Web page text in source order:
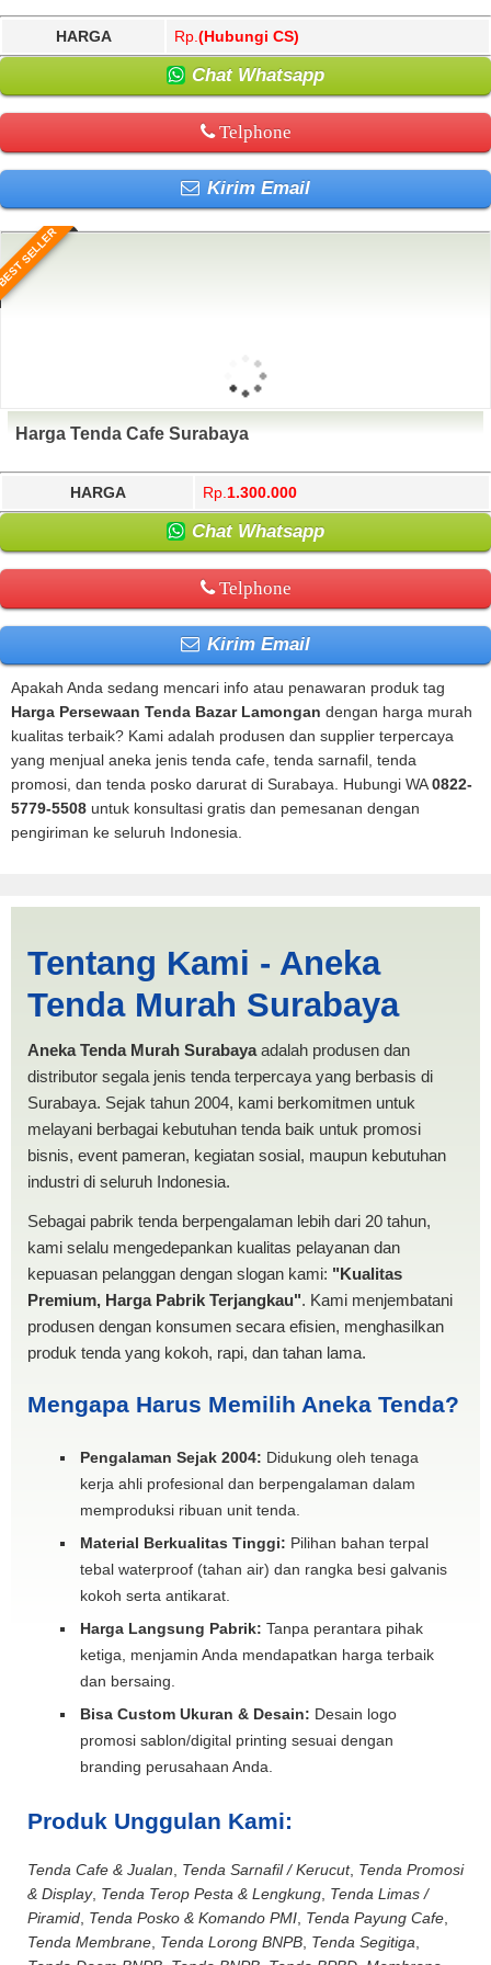
HARGA Rp. (Hubungi CS)
Chat Whatsapp
Telphone
Kirim Email
SELLER
Harga Tenda Cafe Surabaya
HARGA Rp. 1.300.000
Chat Whatsapp
Telphone
Kirim Email
Apakah Anda sedang mencari info atau penawaran produk tag
Harga Persewaan Tenda Bazar Lamongan dengan harga murah
kualitas terbaik? Kami adalah produsen dan supplier terpercaya
yang menjual aneka jenis tenda cafe, tenda sarnafil, tenda
promosi, dan tenda posko darurat di Surabaya. Hubungi WA0822-
5779-5508 untuk konsultasi gratis dan pemesanan dengan
pengiriman ke seluruh Indonesia.
Bazar Lamongan |
PRODUKSI ANEKA TENDA
MURAH
Tentang Kami - Aneka
Tenda Murah Surabaya
Aneka Tenda Murah Surabayaadalah produsen dan
distributor segala jenis tenda terpercaya yang berbasis di
Surabaya. Sejak tahun 2004, kami berkomitmen untuk
melayani berbagai kebutuhan tenda baik untuk promosi
bisnis, event pameran, kegiatan sosial, maupun kebutuhan
industri di seluruh Indonesia.
Sebagai pabrik tenda berpengalaman lebih dari 20 tahun,
kami selalu mengedepankan kualitas pelayanan dan
kepuasan pelanggan dengan slogan kami: "Kualitas
Premium, Harga Pabrik Terjangkau". Kami menjembatani
produsen dengan konsumen secara efisien, menghasilkan
produk tenda yang kokoh, rapi, dan tahan lama.
Mengapa Harus Memilih Aneka Tenda?
Pengalaman Sejak 2004: Didukung oleh tenaga
kerja ahli profesional dan berpengalaman dalam
memproduksi ribuan unit tenda.
Material Berkualitas Tinggi: Pilihan bahan terpal
tebal waterproof (tahan air) dan rangka besi galvanis
kokoh serta antikarat.
Harga Langsung Pabrik: Tanpa perantara pihak
ketiga, menjamin Anda mendapatkan harga terbaik
dan bersaing.
Bisa Custom Ukuran & Desain: Desain logo
promosi sablon/digital printing sesuai dengan
branding perusahaan Anda.
Produk Unggulan Kami:
Tenda Cafe & Jualan Tenda Sarnafil / Kerucut, Tenda Promosi
& Display, Tenda Terop Pesta & Lengkung Tenda Limas /
Piramid Tenda Posko & Komando PMI Tenda Payung Cafe
Tenda Membrane Tenda Lorong BNPB Tenda Segitiga